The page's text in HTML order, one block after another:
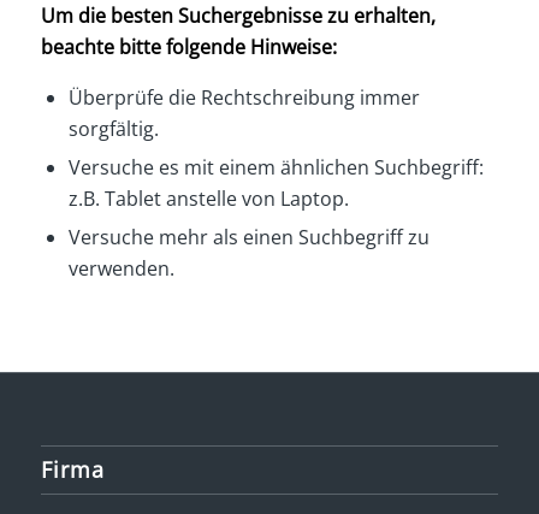
Um die besten Suchergebnisse zu erhalten,
beachte bitte folgende Hinweise:
Überprüfe die Rechtschreibung immer
sorgfältig.
Versuche es mit einem ähnlichen Suchbegriff:
z.B. Tablet anstelle von Laptop.
Versuche mehr als einen Suchbegriff zu
verwenden.
Firma